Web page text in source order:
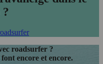
roadsurfer ?
encore et encore.